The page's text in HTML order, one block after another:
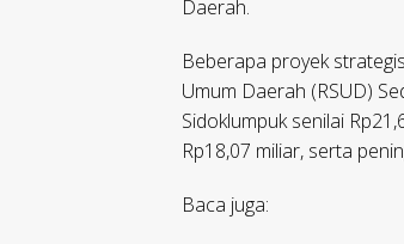
Daerah.
Beberapa proyek
Umum Daerah (RSUD)
Sidoklumpuk senilai
Rp18,07 miliar, serta
Baca juga: